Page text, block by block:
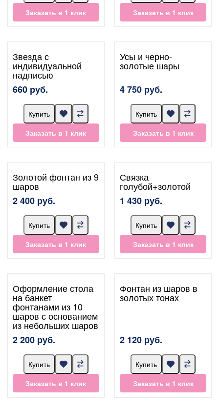
Заказать в 1 клик Заказать в 1 клик
Звезда с
индивидуальной
надписью
660 руб.
Купить
Заказать в 1 клик
Усы и черно-
золотые шары
4 750 руб.
Купить
Заказать в 1 клик
Золотой фонтан из 9
шаров
2 400 руб.
Купить
Заказать в 1 клик
Связка
голубой+золотой
1 430 руб.
Купить
Заказать в 1 клик
Оформление стола
на банкет
фонтанами из 10
шаров с основанием
из небольших шаров
2 200 руб.
Купить
Заказать в 1 клик
Фонтан из шаров в
золотых тонах
2 120 руб.
Купить
Заказать в 1 клик